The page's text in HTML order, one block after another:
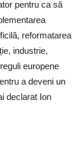
pentru ca să
reformatarea
industrie,
europene
a deveni un
declarat Ion